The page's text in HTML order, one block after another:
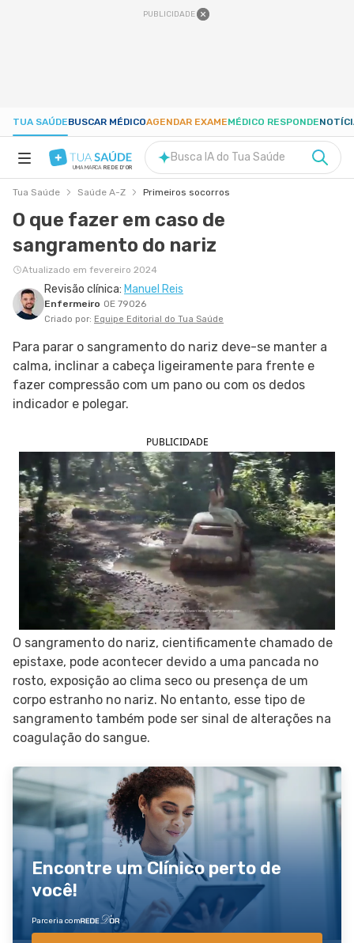
PUBLICIDADE
TUA SAÚDEBUSCAR MÉDICOAGENDAR EXAMEMÉDICO RESPONDE
NUTRIÇÃO
GRAVIDEZ
SIGA O TUA SAÚDE NAS REDES SOCIAIS
UMA MARCA REDE D'OR
Busca IA do Tua Saúde
Tua Saúde Saúde A-Z Primeiros socorros
O que fazer em caso de
sangramento do nariz
Atualizado em fevereiro 2024
Revisão clínica: Manuel Reis
Enfermeiro OE 79026
Criado por: Equipe Editorial do Tua Saúde
Para parar o sangramento do nariz deve-se manter a
calma, inclinar a cabeça ligeiramente para frente e
fazer compressão com um pano ou com os dedos
indicador e polegar.
PUBLICIDADE
O sangramento do nariz, cientificamente chamado de
epistaxe, pode acontecer devido a uma pancada no
rosto, exposição ao clima seco ou presença de um
corpo estranho no nariz. No entanto, esse tipo de
sangramento também pode ser sinal de alterações na
coagulação do sangue.
Encontre um Clínico perto de
você!
Parceria com